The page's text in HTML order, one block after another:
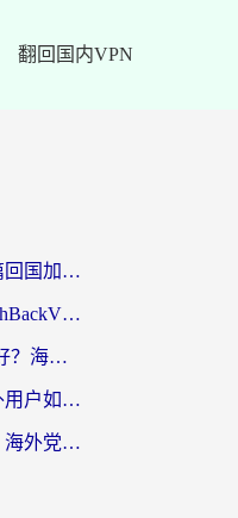
翻回国内VPN
美国看世界杯总卡？这篇回国加速器指南帮你无缝刷国内资源（附苹果手机VPN设置步骤）
穿梭VPN好用吗？和FlashBackVPN对比哪个回国效果更好？
Quickback和小黑牛哪个好？海外党亲测指南，选对回国加速器秒回国内
迅游和银河好用吗？海外用户如何选择回国加速器实现无缝访问国内资源
穿梭和奇游手游好用吗？海外党亲测3款回国加速器，附蜜蜂加速器七天试用攻略